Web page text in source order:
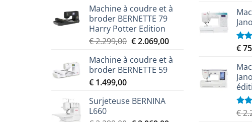
Machine à coudre et à
broder BERNETTE 79
Harry Potter Edition
€2.299,00 Le
initial
était :
€2.069,00Le
actuel
€ 2.069,00.
Machine à coudre et à
broder BERNETTE 59
€ 1.499,00
Surjeteuse BERNINA
L660
5
€
Note
€